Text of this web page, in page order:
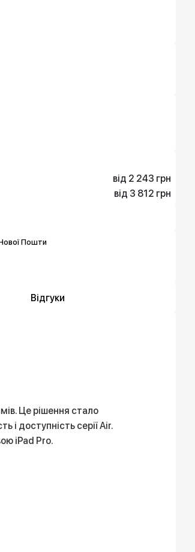
від 2 243 грн
2 243 грн
від 3 812 грн
Пошти
Відгуки
Це рішення стало
і доступність серії Air.
iPad Pro.